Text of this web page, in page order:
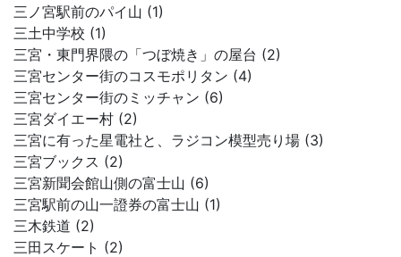
三ノ宮駅前のパイ山 (1)
三土中学校 (1)
三宮・東門界隈の「つぼ焼き」の屋台 (2)
三宮センター街のコスモポリタン (4)
三宮センター街のミッチャン (6)
三宮ダイエー村 (2)
三宮に有った星電社と、ラジコン模型売り場 (3)
三宮ブックス (2)
三宮新聞会館山側の富士山 (6)
三宮駅前の山一證券の富士山 (1)
三木鉄道 (2)
三田スケート (2)